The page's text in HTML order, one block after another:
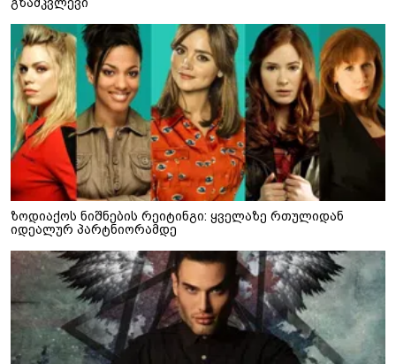
გზამკვლევი
ზოდიაქოს ნიშნების რეიტინგი: ყველაზე რთულიდან
იდეალურ პარტნიორამდე